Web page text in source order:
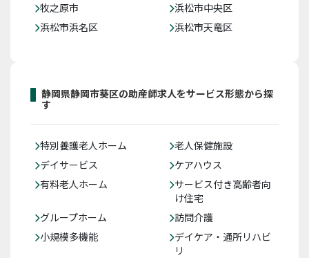
牧之原市
浜松市中央区
浜松市浜名区
浜松市天竜区
静岡県静岡市葵区の助産師求人をサービス形態から探
す
特別養護老人ホーム
老人保健施設
デイサービス
ケアハウス
有料老人ホーム
サービス付き高齢者向
け住宅
グループホーム
訪問介護
小規模多機能
デイケア・通所リハビ
リ